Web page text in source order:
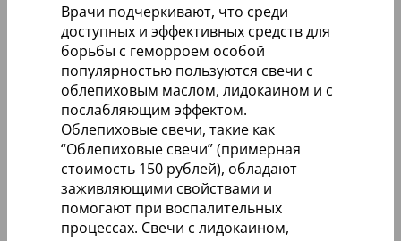
Врачи подчеркивают, что среди
доступных и эффективных средств для
борьбы с геморроем особой
популярностью пользуются свечи с
облепиховым маслом, лидокаином и с
послабляющим эффектом.
Облепиховые свечи, такие как
“Облепиховые свечи” (примерная
стоимость 150 рублей), обладают
заживляющими свойствами и
помогают при воспалительных
процессах. Свечи с лидокаином,